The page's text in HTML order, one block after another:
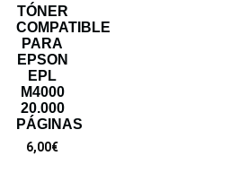
TÓNER
COMPATIBLE
PARA
EPSON
EPL
M4000
20.000
PÁGINAS
6,00€